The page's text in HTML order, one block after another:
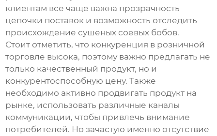
клиентам все чаще важна прозрачность
цепочки поставок и возможность отследить
происхождение сушеных соевых бобов.
Стоит отметить, что конкуренция в розничной
торговле высока, поэтому важно предлагать не
только качественный продукт, но и
конкурентоспособную цену. Также
необходимо активно продвигать продукт на
рынке, использовать различные каналы
коммуникации, чтобы привлечь внимание
потребителей. Но зачастую именно отсутствие